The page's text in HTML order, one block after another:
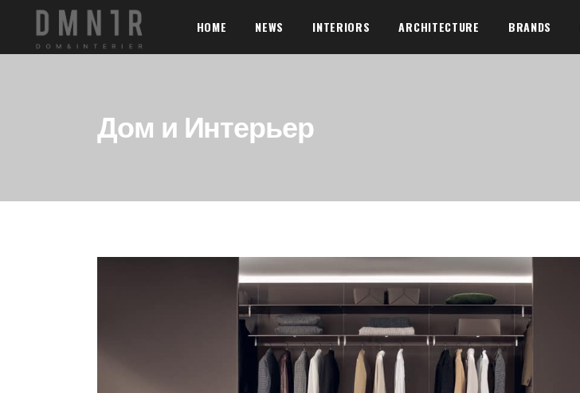
HOME NEWS INTERIORS ARCHITECTURE BRANDS
Дом и Интерьер